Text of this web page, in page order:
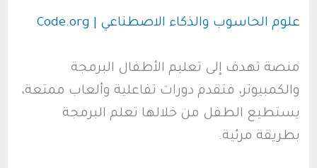
علوم الحاسوب والذكاء الاصطناعي | Code.org
منصة تهدف إلى تعليم الأطفال البرمجة
والكمبيوتر، فتقدم دورات تفاعلية وألعاب ممتعة،
يستطيع الطفل من خلالها تعلم البرمجة
بطريقة مرئية.